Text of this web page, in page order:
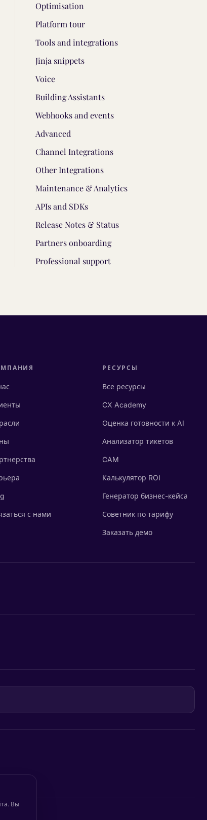
Optimisation
Platform tour
Tools and integrations
Jinja snippets
Voice
Building Assistants
Webhooks and events
Advanced
Channel Integrations
Other Integrations
Maintenance & Analytics
APIs and SDKs
Release Notes & Status
Partners onboarding
Professional support
с нами
РЕСУРСЫ
Все ресурсы
CX Academy
Оценка готовности к AI
Анализатор тикетов
CAM
Калькулятор ROI
Генератор бизнес-кейса
Советник по тарифу
Заказать демо
Вы